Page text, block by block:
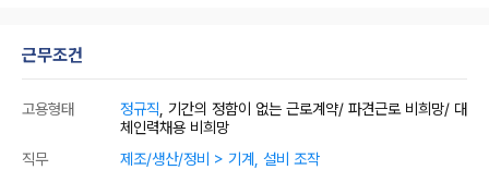
근무조건
고용형태 정규직 , 기간의 정함이 없는 근로계약/ 파견근로 비희망/ 대
체인력채용 비희망
직무
제조/생산/정비 > 기계, 설비 조작